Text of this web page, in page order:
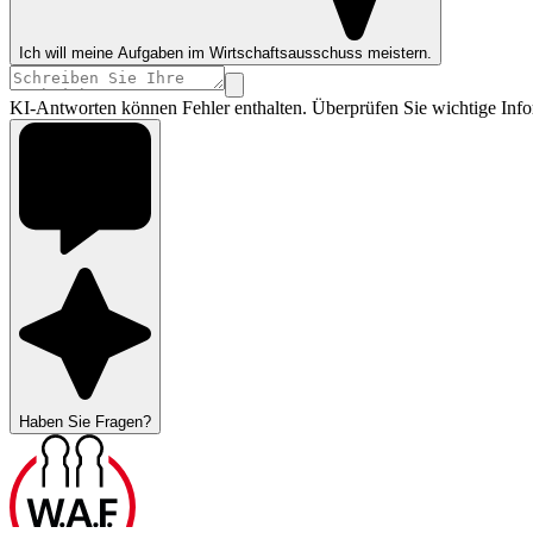
Ich will meine Aufgaben im Wirtschaftsausschuss meistern.
KI-Antworten können Fehler enthalten. Überprüfen Sie wichtige
Haben Sie Fragen?